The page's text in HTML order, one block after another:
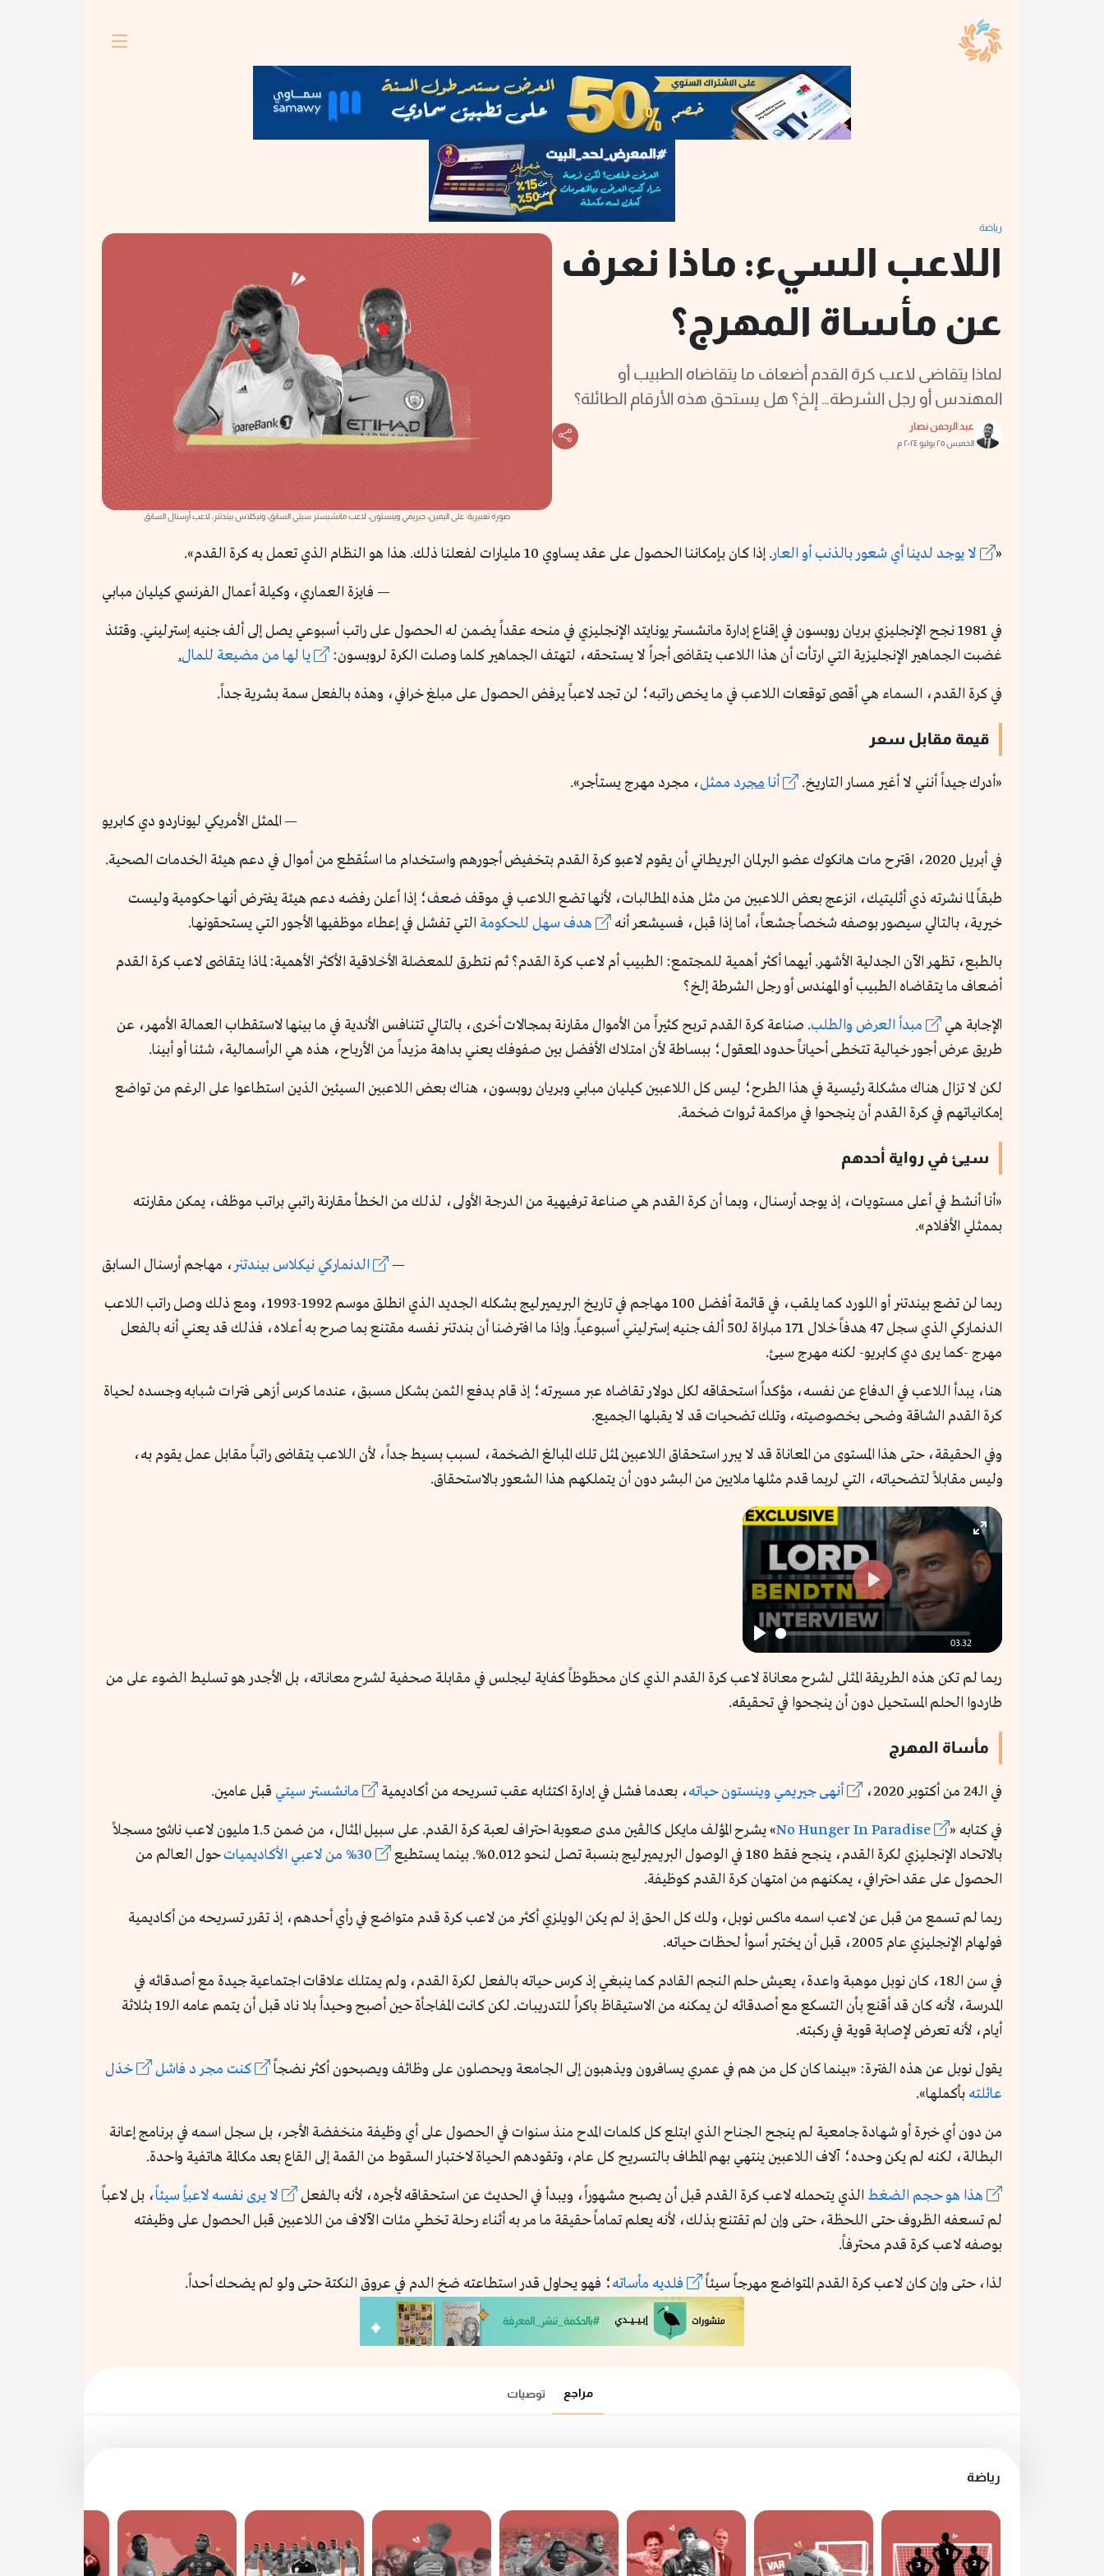
رياضة
اللاعب السيء: ماذا نعرف
عن مأساة المهرج؟
لماذا يتقاضى لاعب كرة القدم أضعاف ما يتقاضاه الطبيب أو
المهندس أو رجل الشرطة… إلخ؟ هل يستحق هذه الأرقام الطائلة؟
عبد الرحمن نصار
الخميس ٢٥ يوليو ٢٠٢٤ م
صورة تعبيرية: على اليمين، جيريمي وينستون، لاعب مانشيستر سيتي السابق، ونيكلاس بيندتنر، لاعب أرسنال السابق
« لا يوجد لدينا أي شعور بالذنب أو العار. إذا كان بإمكاننا الحصول على عقد يساوي 10 مليارات لفعلنا ذلك. هذا هو النظام الذي تعمل به كرة القدم».
— فايزة العماري، وكيلة أعمال الفرنسي كيليان مبابي
في 1981 نجح الإنجليزي بريان روبسون في إقناع إدارة مانشستر يونايتد الإنجليزي في منحه عقداً يضمن له الحصول على راتب أسبوعي يصل إلى ألف جنيه إسترليني. وقتئذ
غضبت الجماهير الإنجليزية التي ارتأت أن هذا اللاعب يتقاضى أجراً لا يستحقه، لتهتف الجماهير كلما وصلت الكرة لروبسون:
يا لها من مضيعة للمال.
في كرة القدم، السماء هي أقصى توقعات اللاعب في ما يخص راتبه؛ لن تجد لاعباً يرفض الحصول على مبلغ خرافي، وهذه بالفعل سمة بشرية جداً.
قيمة مقابل سعر
«أدرك جيداً أنني لا أغير مسار التاريخ. أنامجرد ممثل، مجرد مهرج يستأجر».
— الممثل الأمريكي ليوناردو دي كابريو
في أبريل 2020، اقترح مات هانكوك عضو البرلمان البريطاني أن يقوم لاعبو كرة القدم بتخفيض أجورهم واستخدام ما استُقطع من أموال في دعم هيئة الخدمات الصحية.
طبقاً لما نشرته ذي أثليتيك، انزعج بعض اللاعبين من مثل هذه المطالبات، لأنها تضع اللاعب في موقف ضعف؛ إذا أعلن رفضه دعم هيئة يفترض أنها حكومية وليست
خيرية، بالتالي سيصور بوصفه شخصاً جشعاً، أما إذا قبل، فسيشعر أنه
هدف سهل للحكومة التي تفشل في إعطاء موظفيها الأجور التي يستحقونها.
بالطبع، تظهر الآن الجدلية الأشهر. أيهما أكثر أهمية للمجتمع: الطبيب أم لاعب كرة القدم؟ ثم نتطرق للمعضلة الأخلاقية الأكثر الأهمية: لماذا يتقاضى لاعب كرة القدم
أضعاف ما يتقاضاه الطبيب أو المهندس أو رجل الشرطة إلخ؟
الإجابة هي مبدأ العرض والطلب. صناعة كرة القدم تربح كثيراً من الأموال مقارنة بمجالات أخرى، بالتالي تتنافس الأندية في ما بينها لاستقطاب العمالة الأمهر، عن
طريق عرض أجور خيالية تتخطى أحياناً حدود المعقول؛ ببساطة لأن امتلاك الأفضل بين صفوفك يعني بداهة مزيداً من الأرباح، هذه هي الرأسمالية، شئنا أو أبينا.
لكن لا تزال هناك مشكلة رئيسية في هذا الطرح؛ ليس كل اللاعبين كيليان مبابي وبريان روبسون، هناك بعض اللاعبين السيئين الذين استطاعوا على الرغم من تواضع
إمكانياتهم في كرة القدم أن ينجحوا في مراكمة ثروات ضخمة.
سيئ في رواية أحدهم
«أنا أنشط في أعلى مستويات، إذ يوجد أرسنال، وبما أن كرة القدم هي صناعة ترفيهية من الدرجة الأولى، لذلك من الخطأ مقارنة راتبي براتب موظف، يمكن مقارنته
بممثلي الأفلام».
— الدنماركي نيكلاس بيندتنر، مهاجم أرسنال السابق
ربما لن تضع بيندتنر أو اللورد كما يلقب، في قائمة أفضل 100 مهاجم في تاريخ البريميرليج بشكله الجديد الذي انطلق موسم 1992-1993، ومع ذلك وصل راتب اللاعب
الدنماركي الذي سجل 47 هدفاً خلال 171 مباراة لـ50 ألف جنيه إسترليني أسبوعياً. وإذا ما افترضنا أن بندتنر نفسه مقتنع بما صرح به أعلاه، فذلك قد يعني أنه بالفعل
مهرج -كما يرى دي كابريو- لكنه مهرج سيئ.
هنا، يبدأ اللاعب في الدفاع عن نفسه، مؤكداً استحقاقه لكل دولار تقاضاه عبر مسيرته؛ إذ قام بدفع الثمن بشكل مسبق، عندما كرس أزهى فترات شبابه وجسده لحياة
كرة القدم الشاقة وضحى بخصوصيته، وتلك تضحيات قد لا يقبلها الجميع.
وفي الحقيقة، حتى هذا المستوى من المعاناة قد لا يبرر استحقاق اللاعبين لمثل تلك المبالغ الضخمة، لسبب بسيط جداً، لأن اللاعب يتقاضى راتباً مقابل عمل يقوم به،
وليس مقابلاً لتضحياته، التي لربما قدم مثلها ملايين من البشر دون أن يتملكهم هذا الشعور بالاستحقاق.
Play
03:32
Enter
fullscreen
Play
ربما لم تكن هذه الطريقة المثلى لشرح معاناة لاعب كرة القدم الذي كان محظوظاً كفاية ليجلس في مقابلة صحفية لشرح معاناته، بل الأجدر هو تسليط الضوء على من
طاردوا الحلم المستحيل دون أن ينجحوا في تحقيقه.
مأساة المهرج
في الـ24 من أكتوبر 2020، أنهى جيريمي وينستون حياته، بعدما فشل في إدارة اكتئابه عقب تسريحه من أكاديمية مانشستر سيتي قبل عامين.
في كتابه « No Hunger In Paradise
» يشرح المؤلف مايكل كالڤين مدى صعوبة احتراف لعبة كرة القدم. على سبيل المثال، من ضمن 1.5 مليون لاعب ناشئ مسجلاً
بالاتحاد الإنجليزي لكرة القدم، ينجح فقط 180 في الوصول البريميرليج بنسبة تصل لنحو 0.012%. بينما يستطيع
30% من لاعبي الأكاديميات
حول العالم من
الحصول على عقد احترافي، يمكنهم من امتهان كرة القدم كوظيفة.
ربما لم تسمع من قبل عن لاعب اسمه ماكس نوبل، ولك كل الحق إذ لم يكن الويلزي أكثر من لاعب كرة قدم متواضع في رأي أحدهم، إذ تقرر تسريحه من أكاديمية
فولهام الإنجليزي عام 2005، قبل أن يختبر أسوأ لحظات حياته.
في سن الـ18، كان نوبل موهبة واعدة، يعيش حلم النجم القادم كما ينبغي إذ كرس حياته بالفعل لكرة القدم، ولم يمتلك علاقات اجتماعية جيدة مع أصدقائه في
المدرسة، لأنه كان قد أقنع بأن التسكع مع أصدقائه لن يمكنه من الاستيقاظ باكراً للتدريبات. لكن كانت المفاجأة حين أصبح وحيداً بلا ناد قبل أن يتمم عامه الـ19 بثلاثة
أيام، لأنه تعرض لإصابة قوية في ركبته.
يقول نوبل عن هذه الفترة: «بينما كان كل من هم في عمري يسافرون ويذهبون إلى الجامعة ويحصلون على وظائف ويصبحون أكثر نضجاً كنت مجر د فاشل
خذل
عائلته بأكملها».
من دون أي خبرة أو شهادة جامعية لم ينجح الجناح الذي ابتلع كل كلمات المدح منذ سنوات في الحصول على أي وظيفة منخفضة الأجر، بل سجل اسمه في برنامج إعانة
البطالة، لكنه لم يكن وحده؛ آلاف اللاعبين ينتهي بهم المطاف بالتسريح كل عام، وتقودهم الحياة لاختبار السقوط من القمة إلى القاع بعد مكالمة هاتفية واحدة.
هذا هو حجم الضغط الذي يتحمله لاعب كرة القدم قبل أن يصبح مشهوراً، ويبدأ في الحديث عن استحقاقه لأجره، لأنه بالفعل لا يرى نفسه لاعباً سيئاً، بل لاعباً
لم تسعفه الظروف حتى اللحظة، حتى وإن لم تقتنع بذلك، لأنه يعلم تماماً حقيقة ما مر به أثناء رحلة تخطي مئات الآلاف من اللاعبين قبل الحصول على وظيفته
بوصفه لاعب كرة قدم محترفاً.
لذا، حتى وإن كان لاعب كرة القدم المتواضع مهرجاً سيئاً فلديه مأساته؛ فهو يحاول قدر استطاعته ضخ الدم في عروق النكتة حتى ولو لم يضحك أحداً.
مراجع توصيات
رياضة